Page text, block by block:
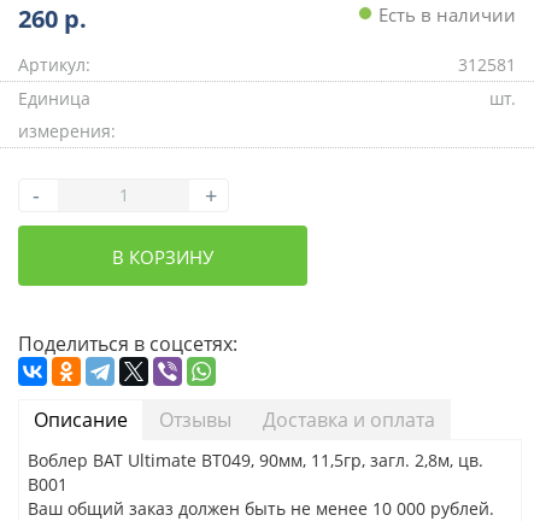
260 р. Есть в наличии
Артикул:
312581
Единица
измерения:
шт.
- +
В КОРЗИНУ
Поделиться в соцсетях:
Описание Отзывы Доставка и оплата
Воблер BAT Ultimate BT049, 90мм, 11,5гр, загл. 2,8м, цв.
B001
Ваш общий заказ должен быть не менее 10 000 рублей.